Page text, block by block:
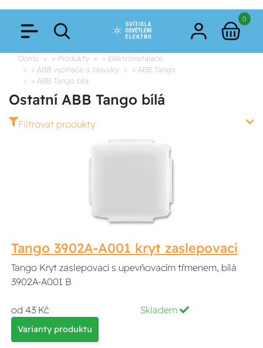
0
Domů > Produkty
> Elektroinstalace
> ABB vypínače a zásuvky
> ABB Tango
> ABB Tango bílá
Ostatní ABB Tango bílá
Filtrovat produkty
Tango 3902A-A001 kryt zaslepovací
Tango Kryt zaslepovací s upevňovacím třmenem, bílá
3902A-A001 B
od 43 Kč Skladem
Varianty produktu